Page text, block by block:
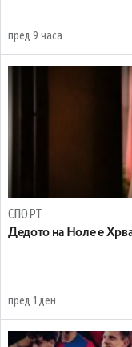
пред 9 часа
СПОРТ
Дедото на Ноле е
пред 1 ден